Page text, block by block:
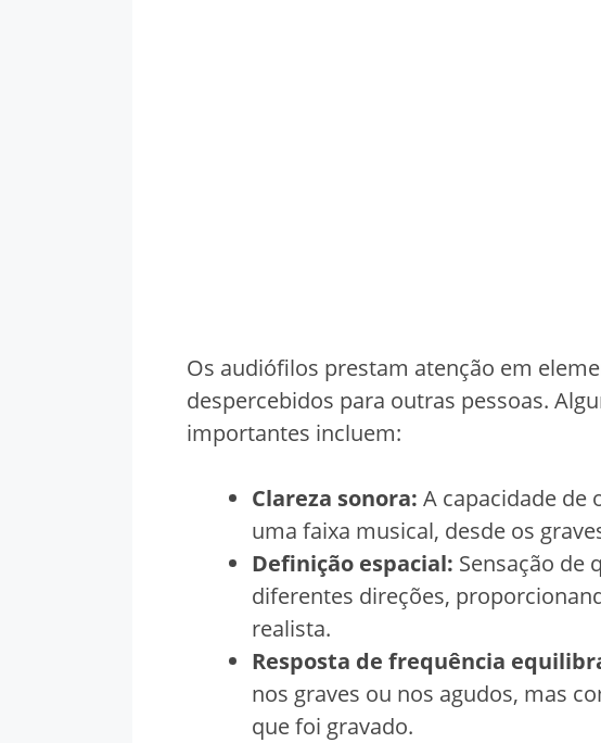
Os audiófilos prestam atenção em
despercebidos para outras pessoas.
importantes incluem:
Clareza sonora: A capacidade de
uma faixa musical, desde os
Definição espacial: Sensação de
diferentes direções,
realista.
Resposta de frequência
nos graves ou nos agudos, mas
que foi gravado.